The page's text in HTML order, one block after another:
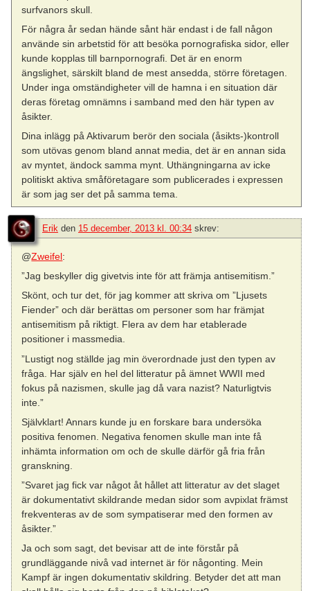
surfvanors skull.
För några år sedan hände sånt här endast i de fall någon
använde sin arbetstid för att besöka pornografiska sidor, eller
kunde kopplas till barnpornografi. Det är en enorm
ängslighet, särskilt bland de mest ansedda, större företagen.
Under inga omständigheter vill de hamna i en situation där
deras företag omnämns i samband med den här typen av
åsikter.
Dina inlägg på Aktivarum berör den sociala (åsikts-)kontroll
som utövas genom bland annat media, det är en annan sida
av myntet, ändock samma mynt. Uthängningarna av icke
politiskt aktiva småföretagare som publicerades i expressen
är som jag ser det på samma tema.
Erik den 15 december, 2013 kl. 00:34 skrev:
@Zweifel:
”Jag beskyller dig givetvis inte för att främja antisemitism.”
Skönt, och tur det, för jag kommer att skriva om ”Ljusets
Fiender” och där berättas om personer som har främjat
antisemitism på riktigt. Flera av dem har etablerade
positioner i massmedia.
”Lustigt nog ställde jag min överordnade just den typen av
fråga. Har själv en hel del litteratur på ämnet WWII med
fokus på nazismen, skulle jag då vara nazist? Naturligtvis
inte.”
Självklart! Annars kunde ju en forskare bara undersöka
positiva fenomen. Negativa fenomen skulle man inte få
inhämta information om och de skulle därför gå fria från
granskning.
”Svaret jag fick var något åt hållet att litteratur av det slaget
är dokumentativt skildrande medan sidor som avpixlat främst
frekventeras av de som sympatiserar med den formen av
åsikter.”
Ja och som sagt, det bevisar att de inte förstår på
grundläggande nivå vad internet är för någonting. Mein
Kampf är ingen dokumentativ skildring. Betyder det att man